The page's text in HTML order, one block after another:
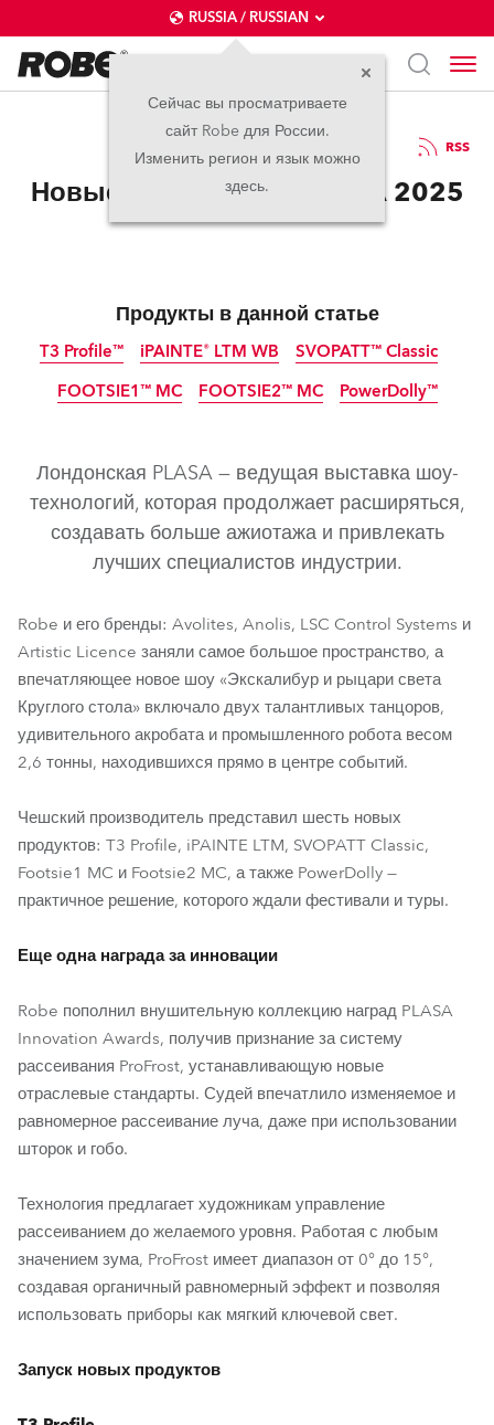
RUSSIA / RUSSIAN
Сейчас вы просматриваете
сайт Robe для России.
Изменить регион и язык можно
здесь.
19.09.2025 RSS
Новые продукты на PLASA 2025
Продукты в данной статье
T3 Profile™
T3 Profile™
новинка
iPAINTE® LTM WB
iPAINTE® LTM WB
IP65 новинка
SVOPATT™ Classic
SVOPATT™ Classic
новинка
FOOTSIE1™ MC
FOOTSIE1™ MC
FOOTSIE2™ MC
FOOTSIE2™ MC
PowerDolly™
PowerDolly™
Лондонская PLASA — ведущая выставка шоу-
технологий, которая продолжает расширяться,
создавать больше ажиотажа и привлекать
лучших специалистов индустрии.
Robe и его бренды: Avolites, Anolis, LSC Control Systems и
Artistic Licence заняли самое большое пространство, а
впечатляющее новое шоу «Экскалибур и рыцари света
Круглого стола» включало двух талантливых танцоров,
удивительного акробата и промышленного робота весом
2,6 тонны, находившихся прямо в центре событий.
Чешский производитель представил шесть новых
продуктов: T3 Profile, iPAINTE LTM, SVOPATT Classic,
Footsie1 MC и Footsie2 MC, а также PowerDolly —
практичное решение, которого ждали фестивали и туры.
Еще одна награда за инновации
Robe пополнил внушительную коллекцию наград PLASA
Innovation Awards, получив признание за систему
рассеивания ProFrost, устанавливающую новые
отраслевые стандарты. Судей впечатлило изменяемое и
равномерное рассеивание луча, даже при использовании
шторок и гобо.
Технология предлагает художникам управление
рассеиванием до желаемого уровня. Работая с любым
значением зума, ProFrost имеет диапазон от 0° до 15°,
создавая органичный равномерный эффект и позволяя
использовать приборы как мягкий ключевой свет.
Запуск новых продуктов